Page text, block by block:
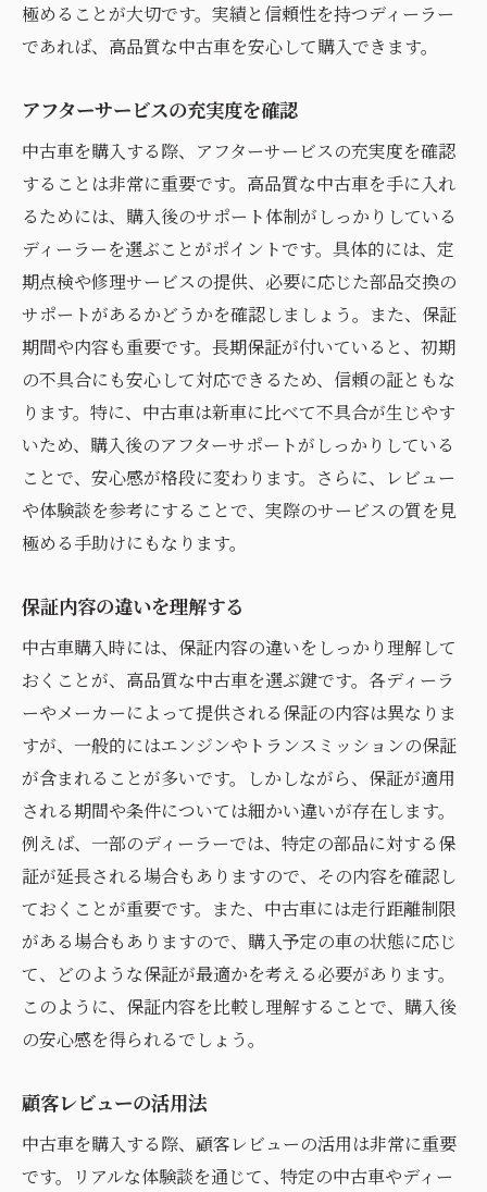
極めることが大切です。実績と信頼性を持つディーラー
であれば、高品質な中古車を安心して購入できます。
アフターサービスの充実度を確認
中古車を購入する際、アフターサービスの充実度を確認
することは非常に重要です。高品質な中古車を手に入れ
るためには、購入後のサポート体制がしっかりしている
ディーラーを選ぶことがポイントです。具体的には、定
期点検や修理サービスの提供、必要に応じた部品交換の
サポートがあるかどうかを確認しましょう。また、保証
期間や内容も重要です。長期保証が付いていると、初期
の不具合にも安心して対応できるため、信頼の証ともな
ります。特に、中古車は新車に比べて不具合が生じやす
いため、購入後のアフターサポートがしっかりしている
ことで、安心感が格段に変わります。さらに、レビュー
や体験談を参考にすることで、実際のサービスの質を見
極める手助けにもなります。
保証内容の違いを理解する
中古車購入時には、保証内容の違いをしっかり理解して
おくことが、高品質な中古車を選ぶ鍵です。各ディーラ
ーやメーカーによって提供される保証の内容は異なりま
すが、一般的にはエンジンやトランスミッションの保証
が含まれることが多いです。しかしながら、保証が適用
される期間や条件については細かい違いが存在します。
例えば、一部のディーラーでは、特定の部品に対する保
証が延長される場合もありますので、その内容を確認し
ておくことが重要です。また、中古車には走行距離制限
がある場合もありますので、購入予定の車の状態に応じ
て、どのような保証が最適かを考える必要があります。
このように、保証内容を比較し理解することで、購入後
の安心感を得られるでしょう。
顧客レビューの活用法
中古車を購入する際、顧客レビューの活用は非常に重要
です。リアルな体験談を通じて、特定の中古車やディー